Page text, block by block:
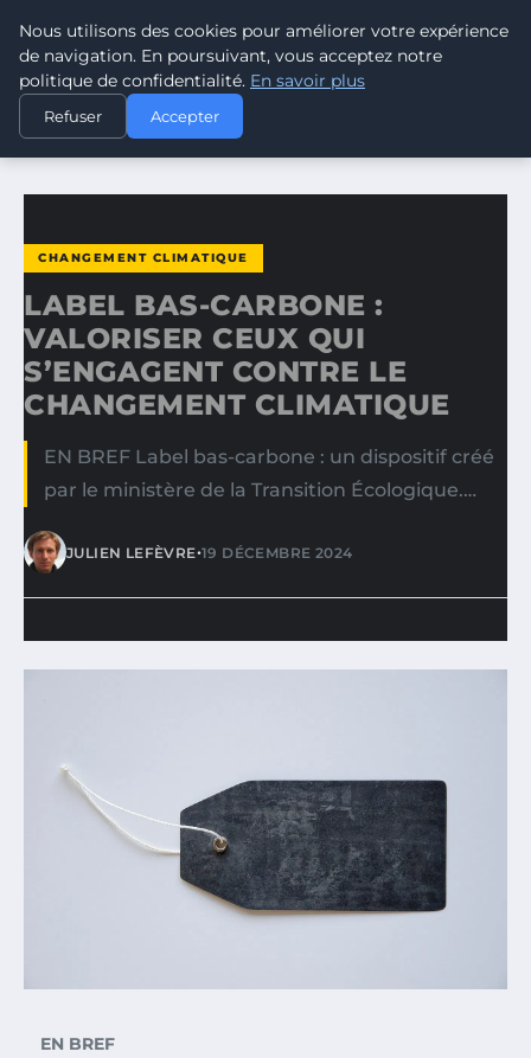
CLIMATE RESPONSE BLOG
ACCUEIL
CHANGEMENT CLIMATIQUE
LABEL BAS-CARBONE : VALORISER CEUX QUI S’ENGAGENT…
CHANGEMENT CLIMATIQUE
LABEL BAS-CARBONE :
VALORISER CEUX QUI
S’ENGAGENT CONTRE LE
CHANGEMENT CLIMATIQUE
EN BREF Label bas-carbone : un dispositif créé
par le ministère de la Transition Écologique.…
JULIEN LEFÈVRE•19 DÉCEMBRE 2024
EN BREF
Nous utilisons des cookies pour améliorer votre expérience
de navigation. En poursuivant, vous acceptez notre
politique de confidentialité. En savoir plus
Refuser Accepter